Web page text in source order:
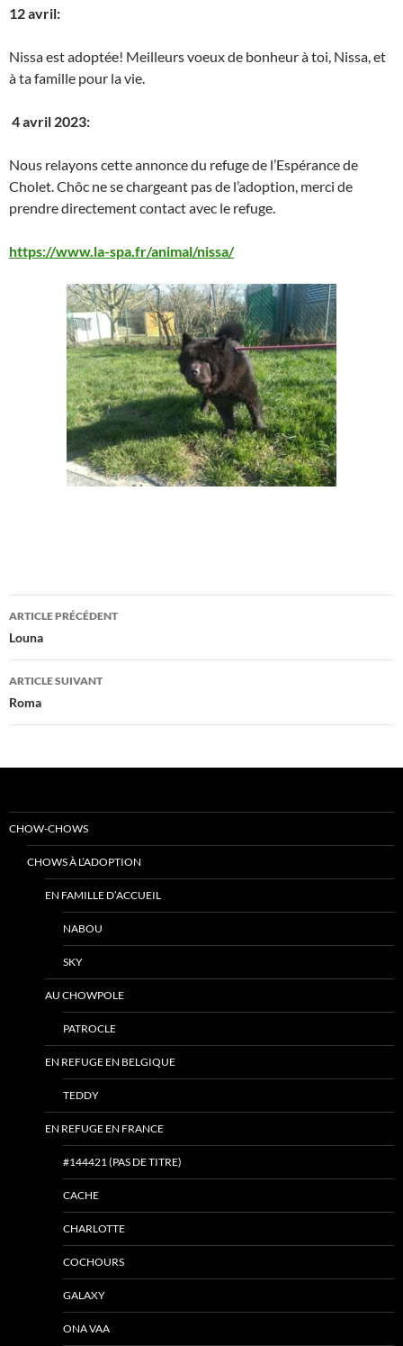
12 avril:
Nissa est adoptée! Meilleurs voeux de bonheur à toi, Nissa, et
à ta famille pour la vie.
4 avril 2023:
Nous relayons cette annonce du refuge de l’Espérance de
Cholet. Chôc ne se chargeant pas de l’adoption, merci de
prendre directement contact avec le refuge.
https://www.la-spa.fr/animal/nissa/
Navigation
des
articles
ARTICLE PRÉCÉDENT
Louna
ARTICLE SUIVANT
Roma
CHOW-CHOWS
CHOWS À L’ADOPTION
EN FAMILLE D’ACCUEIL
NABOU
SKY
AU CHOWPOLE
PATROCLE
EN REFUGE EN BELGIQUE
TEDDY
EN REFUGE EN FRANCE
#144421 (PAS DE TITRE)
CACHE
CHARLOTTE
COCHOURS
GALAXY
ONA VAA